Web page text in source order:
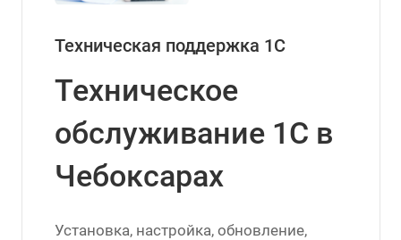
Техническая поддержка 1С
Техническое
обслуживание 1С в
Чебоксарах
Установка, настройка, обновление,